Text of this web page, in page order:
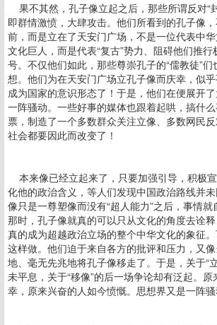
果不其然，孔子像立起之后，那些所谓反对“
即群情激愤，大肆攻击。他们所看到的孔子像
前，而是立在了天安门广场，不是一位代表中
文化巨人，而是代表“复古”势力、阻碍他们推行
号。不仅他们如此，那些尊崇孔子的“儒教徒”
想。他们为在天安门广场立孔子像而庆幸，似
成为国家的意识形态了！于是，他们在便展开
一阵骚动。一些好事的媒体也跟着起哄，搞什
票，制造了一个多数群众关注立像、多数网民
社会都要因此而改变了！
本来像已经立起来了，只要加强引导，积极
化他的政治含义，等人们发现中国政治路线并
像只是一尊塑像而没有“超人能力”之后，事情
那时，孔子像就真的可以只从文化的角度去诠释
真的成为超越政治立场的整个中华文化的象征
这样做。他们迫于来自各方的批评和压力，又
地、毫无先兆地将孔子像移走了。于是，关于“
未平息，关于“移像”的后一场争论却有泛起。
幸，原来兴奋的人如今愤慨。思想界又是一阵骚